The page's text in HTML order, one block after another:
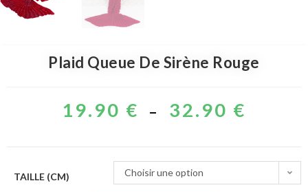
Plaid Queue De Sirène Rouge
19.90 € – 32.90 €
TAILLE (CM) Choisir une option